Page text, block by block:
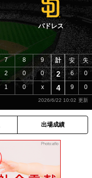
パドレス
7 8
9
2 0
0
1 0 x
計 安 失
2 6 0
4 9 0
2026/6/22 10:02
出場成績